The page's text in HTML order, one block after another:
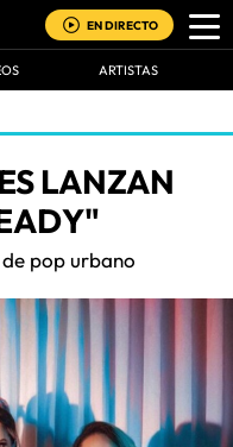
EN DIRECTO
ARTISTAS
LANZAN
pop urbano